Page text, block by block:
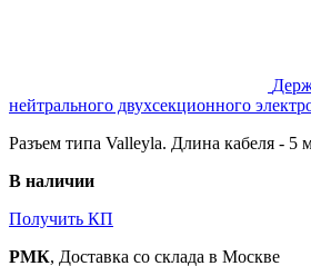
нейтрального двухсекционного
Разъем типа Valleyla. Длина кабеля - 5
В наличии
Получить КП
РМК, Доставка со склада в Москве